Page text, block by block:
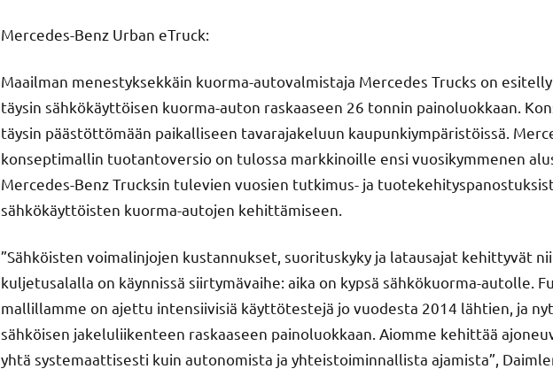
Mercedes-Benz Urban eTruck:
Maailman menestyksekkäin kuorma-autovalmistaja Mercedes Trucks on
täysin sähkökäyttöisen kuorma-auton raskaaseen 26 tonnin painoluokkaan.
täysin päästöttömään paikalliseen tavarajakeluun kaupunkiympäristöissä.
konseptimallin tuotantoversio on tulossa markkinoille ensi vuosikymmenen
Mercedes-Benz Trucksin tulevien vuosien tutkimus- ja
sähkökäyttöisten kuorma-autojen kehittämiseen.
”Sähköisten voimalinjojen kustannukset, suorituskyky ja latausajat kehittyvät
kuljetusalalla on käynnissä siirtymävaihe: aika on kypsä sähkökuorma-autolle.
mallillamme on ajettu intensiivisiä käyttötestejä jo vuodesta 2014 lähtien, ja
sähköisen jakeluliikenteen raskaaseen painoluokkaan. Aiomme kehittää
yhtä systemaattisesti kuin autonomista ja yhteistoiminnallista ajamista”,